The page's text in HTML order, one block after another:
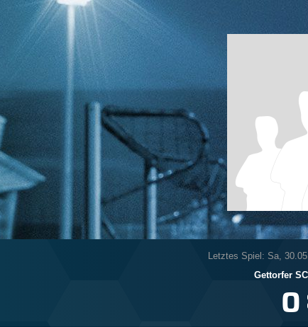
Letztes Spiel: Sa,
Gettorfer SC
